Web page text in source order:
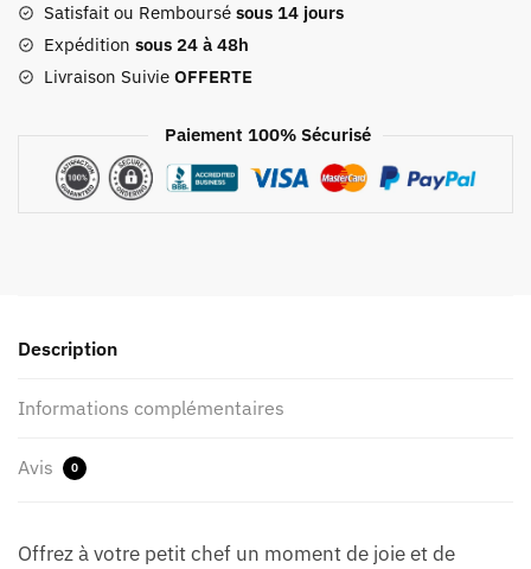
Satisfait ou Remboursé sous 14 jours
Expédition sous 24 à 48h
Livraison Suivie OFFERTE
Paiement 100% Sécurisé
Description
Informations complémentaires
Avis 0
Offrez à votre petit chef un moment de joie et de